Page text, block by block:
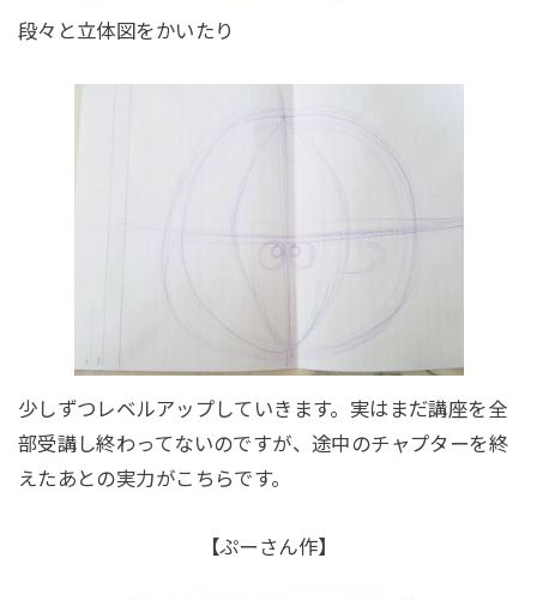
段々と立体図をかいたり
少しずつレベルアップしていきます。実はまだ講座を全
部受講し終わってないのですが、途中のチャプターを終
えたあとの実力がこちらです。
【ぷーさん作】